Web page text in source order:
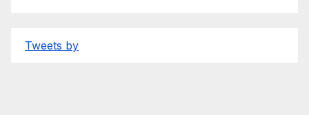
Tweets by